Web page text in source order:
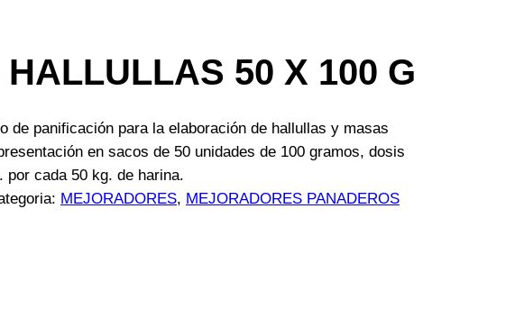
HALLULLAS 50 X 100 G
de panificación para la elaboración de hallullas y masas
en sacos de 50 unidades de 100 gramos, dosis
por cada 50 kg. de harina.
MEJORADORES, MEJORADORES PANADEROS